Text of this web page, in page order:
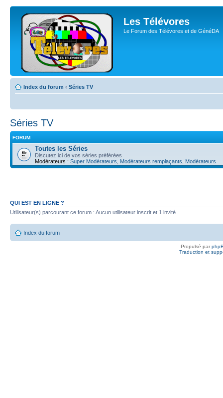
Les Télévores
Le Forum des Télévores et de GénéDA
Index du forum ‹ Séries TV
Séries TV
FORUM
Toutes les Séries
Discutez ici de vos séries préférées
Modérateurs : Super Modérateurs Modérateurs remplaçants Modérateurs
QUI EST EN LIGNE ?
Utilisateur(s) parcourant ce forum : Aucun utilisateur inscrit et 1 invité
Index du forum
Propulsé par
Traduction et